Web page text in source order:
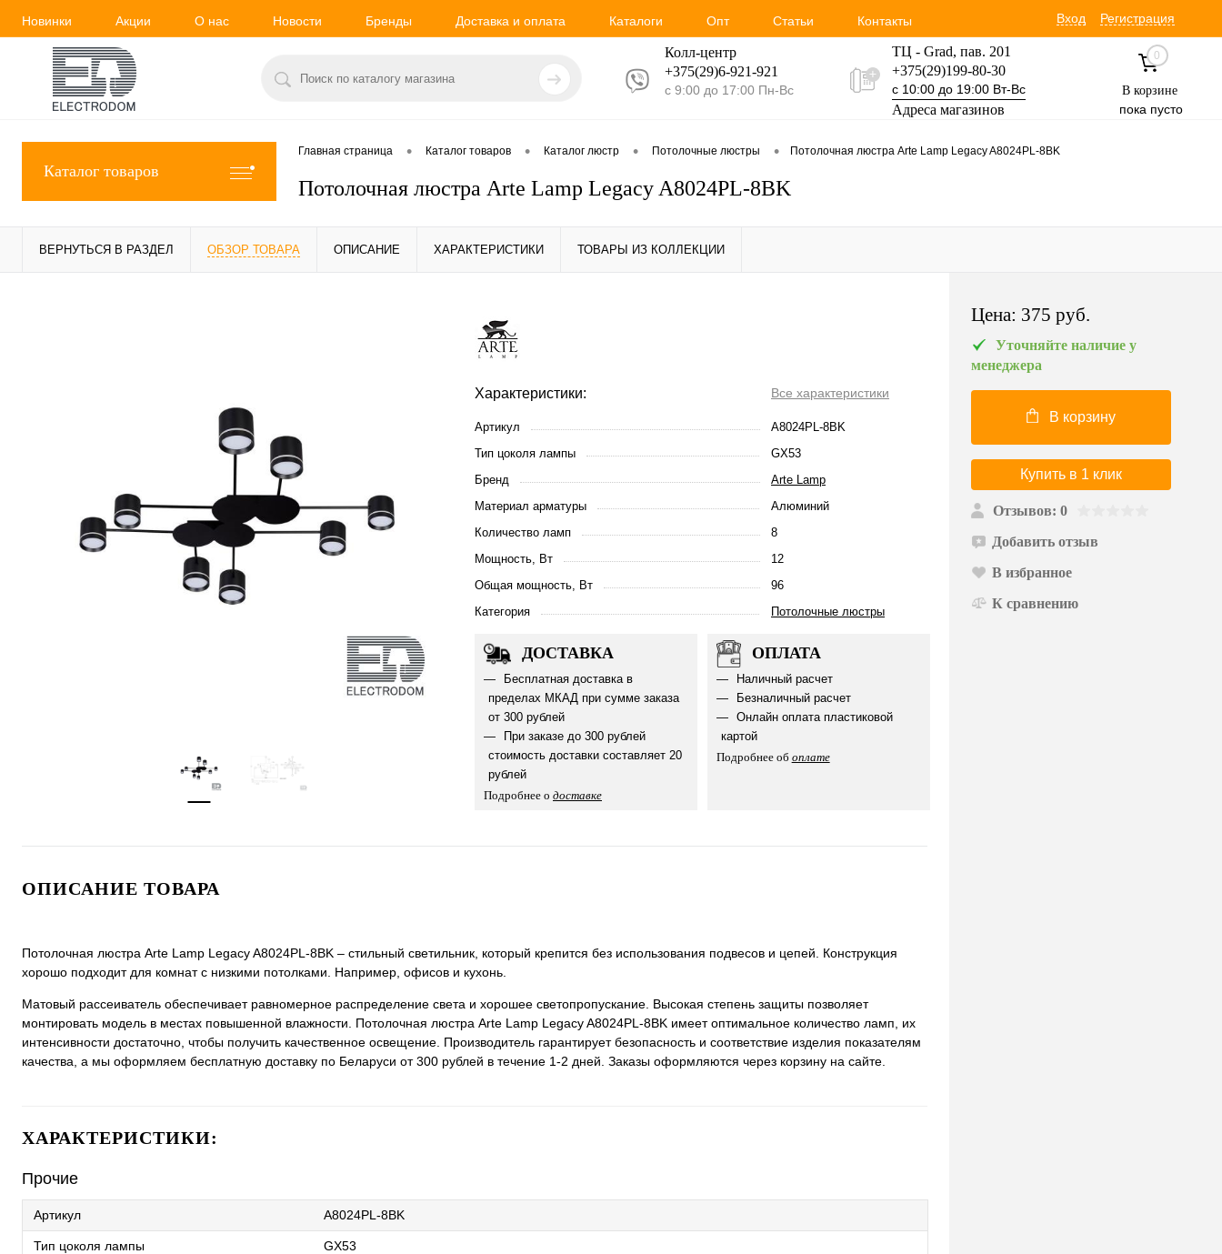
Новинки Акции О нас Новости Бренды Доставка и оплата Каталоги Опт Статьи Контакты Вход Регистрация
Колл-центр
+375(29)6-921-921
с 9:00 до 17:00 Пн-Вс
ТЦ - Grad, пав. 201
+375(29)199-80-30
с 10:00 до 19:00 Вт-Вс
Адреса магазинов
+375(29)354-30-60
0
В корзине
пока пусто
Каталог товаров
Главная страница • Каталог товаров • Каталог люстр • Потолочные люстры • Потолочная люстра Arte Lamp Legacy A8024PL-8BK
Потолочная люстра Arte Lamp Legacy A8024PL-8BK
ВЕРНУТЬСЯ В РАЗДЕЛ ОБЗОР ТОВАРА ОПИСАНИЕ ХАРАКТЕРИСТИКИ ТОВАРЫ ИЗ КОЛЛЕКЦИИ
Характеристики: Все характеристики
Артикул
A8024PL-8BK
Тип цоколя лампы
GX53
Бренд
Arte Lamp
Материал арматуры
Алюминий
Количество ламп
8
Мощность, Вт
12
Общая мощность, Вт
96
Категория
Потолочные люстры
ДОСТАВКА
Бесплатная доставка в
пределах МКАД при сумме заказа
от 300 рублей
При заказе до 300 рублей
стоимость доставки составляет 20
рублей
Подробнее о доставке
ОПЛАТА
Наличный расчет
Безналичный расчет
Онлайн оплата пластиковой
картой
Подробнее об оплате
ОПИСАНИЕ ТОВАРА
Потолочная люстра Arte Lamp Legacy A8024PL-8BK – стильный светильник, который крепится без использования подвесов и цепей. Конструкция
хорошо подходит для комнат с низкими потолками. Например, офисов и кухонь.
Матовый рассеиватель обеспечивает равномерное распределение света и хорошее светопропускание. Высокая степень защиты позволяет
монтировать модель в местах повышенной влажности. Потолочная люстра Arte Lamp Legacy A8024PL-8BK имеет оптимальное количество ламп, их
интенсивности достаточно, чтобы получить качественное освещение. Производитель гарантирует безопасность и соответствие изделия показателям
качества, а мы оформляем бесплатную доставку по Беларуси от 300 рублей в течение 1-2 дней. Заказы оформляются через корзину на сайте.
ХАРАКТЕРИСТИКИ:
Прочие
Артикул A8024PL-8BK
Тип цоколя лампы GX53
Цена: 375 pуб.
Уточняйте наличие у
менеджера
В корзину
Купить в 1 клик
Отзывов: 0
Добавить отзыв
В избранное
К сравнению